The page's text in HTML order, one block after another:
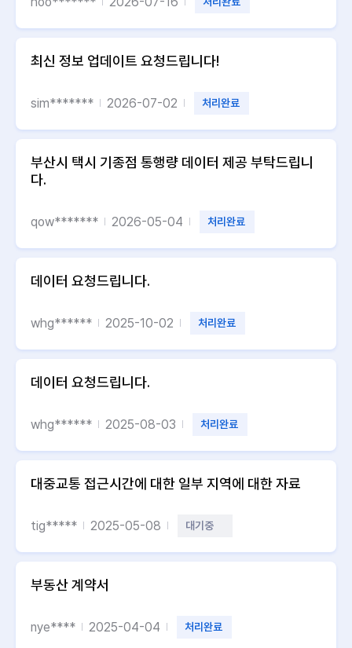
최신 정보 업데이트 요청드립니다!
sim******* 2026-07-02 처리완료
부산시 택시 기종점 통행량 데이터 제공 부탁드립니
다.
qow******* 2026-05-04 처리완료
데이터 요청드립니다.
whg****** 2025-10-02 처리완료
데이터 요청드립니다.
whg****** 2025-08-03 처리완료
대중교통 접근시간에 대한 일부 지역에 대한 자료
tig***** 2025-05-08 대기중
부동산 계약서
nye**** 2025-04-04 처리완료